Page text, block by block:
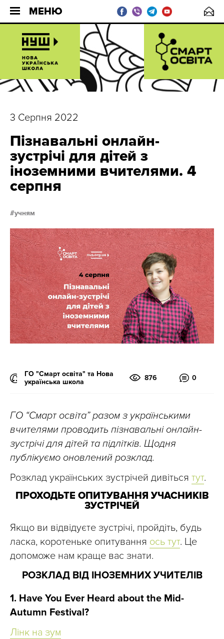
МЕНЮ
3 Серпня 2022
Пізнавальні онлайн-
зустрічі для дітей з
іноземними вчителями. 4
серпня
учням
ГО "Смарт освіта" та Нова
українська школа
876 0
ГО “Смарт освіта” разом з українськими
вчителями проводить пізнавальні онлайн-
зустрічі для дітей та підлітків. Щодня
публікуємо оновлений розклад.
Розклад українських зустрічей дивіться тут.
ПРОХОДЬТЕ ОПИТУВАННЯ УЧАСНИКІВ
ЗУСТРІЧЕЙ
Якщо ви відвідуєте зустрічі, пройдіть, будь
ласка, коротеньке опитування ось тут. Це
допоможе нам краще вас знати.
РОЗКЛАД ВІД ІНОЗЕМНИХ УЧИТЕЛІВ
1. Have You Ever Heard about the Mid-
Autumn Festival?
Лінк на зум